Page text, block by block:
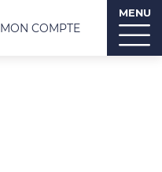
MON COMPTE
MENU